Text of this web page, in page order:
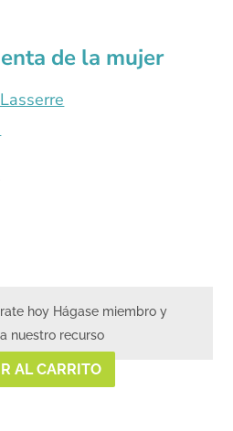
de la mujer
hoy Hágase miembro y
nuestro recurso
AL CARRITO